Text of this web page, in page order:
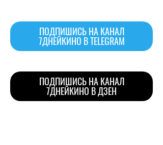
ПОДПИШИСЬ НА КАНАЛ
7ДНЕЙКИНО В TELEGRAM
ПОДПИШИСЬ НА КАНАЛ
7ДНЕЙКИНО В ДЗЕН